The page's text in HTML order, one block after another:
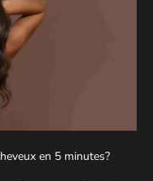
en 5 minutes?